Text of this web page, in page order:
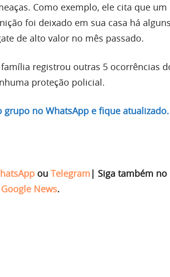
Como exemplo, ele cita que um
foi deixado em sua casa há
de alto valor no mês passado.
registrou outras 5 ocorrências
proteção policial.
grupo no WhatsApp e fique atualizado.
ou Telegram | Siga também no
Google News.